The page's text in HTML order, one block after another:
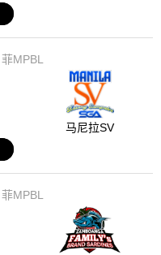
菲MPBL
马尼拉SV
菲MPBL